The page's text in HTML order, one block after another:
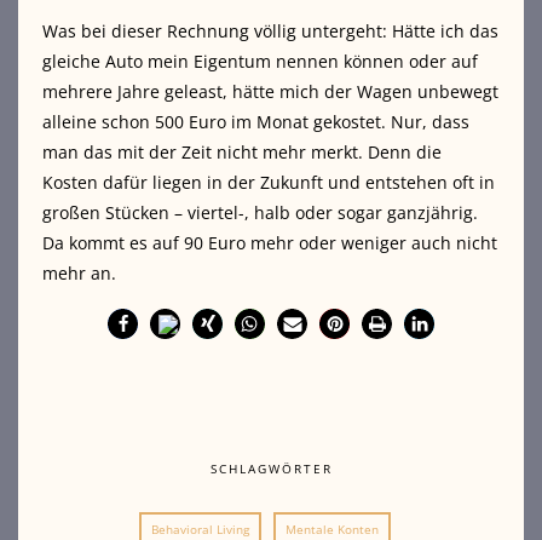
Was bei dieser Rechnung völlig untergeht: Hätte ich das
gleiche Auto mein Eigentum nennen können oder auf
mehrere Jahre geleast, hätte mich der Wagen unbewegt
alleine schon 500 Euro im Monat gekostet. Nur, dass
man das mit der Zeit nicht mehr merkt. Denn die
Kosten dafür liegen in der Zukunft und entstehen oft in
großen Stücken – viertel-, halb oder sogar ganzjährig.
Da kommt es auf 90 Euro mehr oder weniger auch nicht
mehr an.
SCHLAGWÖRTER
Behavioral Living Mentale Konten